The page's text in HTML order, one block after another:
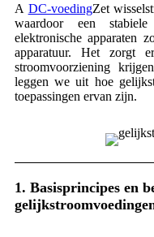
A DC-voedingZet
waardoor een
elektronische apparaten
apparatuur. Het zorgt
stroomvoorziening
leggen we uit hoe
toepassingen ervan zijn.
1. Basisprincipes en